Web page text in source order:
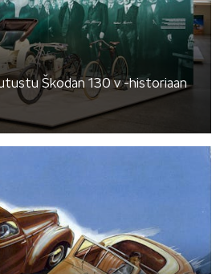
FABIA
OCTAVIA
Škodan 130 v -historiaan